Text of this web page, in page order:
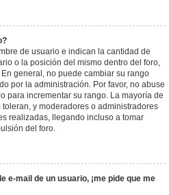
de usuario e indican la cantidad de
o la posición del mismo dentro del foro,
general, no puede cambiar su rango
por la administración. Por favor, no abuse
para incrementar su rango. La mayoría de
y moderadores o administradores
realizadas, llegando incluso a tomar
del foro.
e-mail de un usuario, ¡me pide que me